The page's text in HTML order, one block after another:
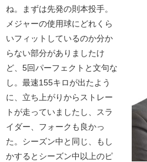
ね。まずは先発の則本投手。
メジャーの使用球にどれくら
いフィットしているのか分か
らない部分がありましたけ
ど、5回パーフェクトと文句な
し。最速155キロが出たよう
に、立ち上がりからストレー
トが走っていましたし、スラ
イダー、フォークも良かっ
た。シーズン中と同じ、もし
かするとシーズン中以上のピ